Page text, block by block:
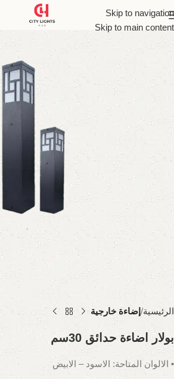
Skip to navigation
Skip to main content
الرئيسية إضاءة خارجية
بولار اضاءة حدائق 30سم
• الالوان المتاحة: الاسود – الابيض